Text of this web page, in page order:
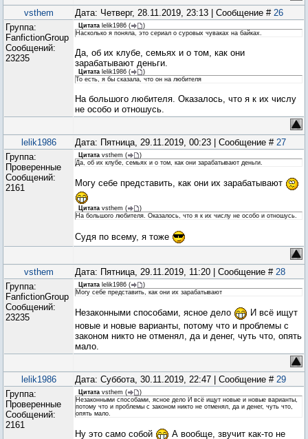
vsthem Дата: Четверг, 28.11.2019, 23:13 | Сообщение # 26
Группа:
FanfictionGroup
Сообщений:
23235
Цитата lelik1986 (
)
Насколько я поняла, это сериал о суровых чуваках на байках.
Да, об их клубе, семьях и о том, как они
зарабатывают деньги.
Цитата lelik1986 (
)
То есть, я бы сказала, что он на любителя
На большого любителя. Оказалось, что я к их числу
не особо и отношусь.
lelik1986 Дата: Пятница, 29.11.2019, 00:23 | Сообщение # 27
Группа:
Проверенные
Сообщений:
2161
Цитата vsthem (
)
Да, об их клубе, семьях и о том, как они зарабатывают деньги.
Могу себе представить, как они их зарабатывают
Цитата vsthem (
)
На большого любителя. Оказалось, что я к их числу не особо и отношусь.
Судя по всему, я тоже
vsthem Дата: Пятница, 29.11.2019, 11:20 | Сообщение # 28
Группа:
FanfictionGroup
Сообщений:
23235
Цитата lelik1986 (
)
Могу себе представить, как они их зарабатывают
Незаконными способами, ясное дело
И всё ищут
новые и новые варианты, потому что и проблемы с
законом никто не отменял, да и денег, чуть что, опять
мало.
lelik1986 Дата: Суббота, 30.11.2019, 22:47 | Сообщение # 29
Группа:
Проверенные
Сообщений:
2161
Цитата vsthem (
)
Незаконными способами, ясное дело И всё ищут новые и новые варианты,
потому что и проблемы с законом никто не отменял, да и денег, чуть что,
опять мало.
Ну это само собой А вообще, звучит как-то не